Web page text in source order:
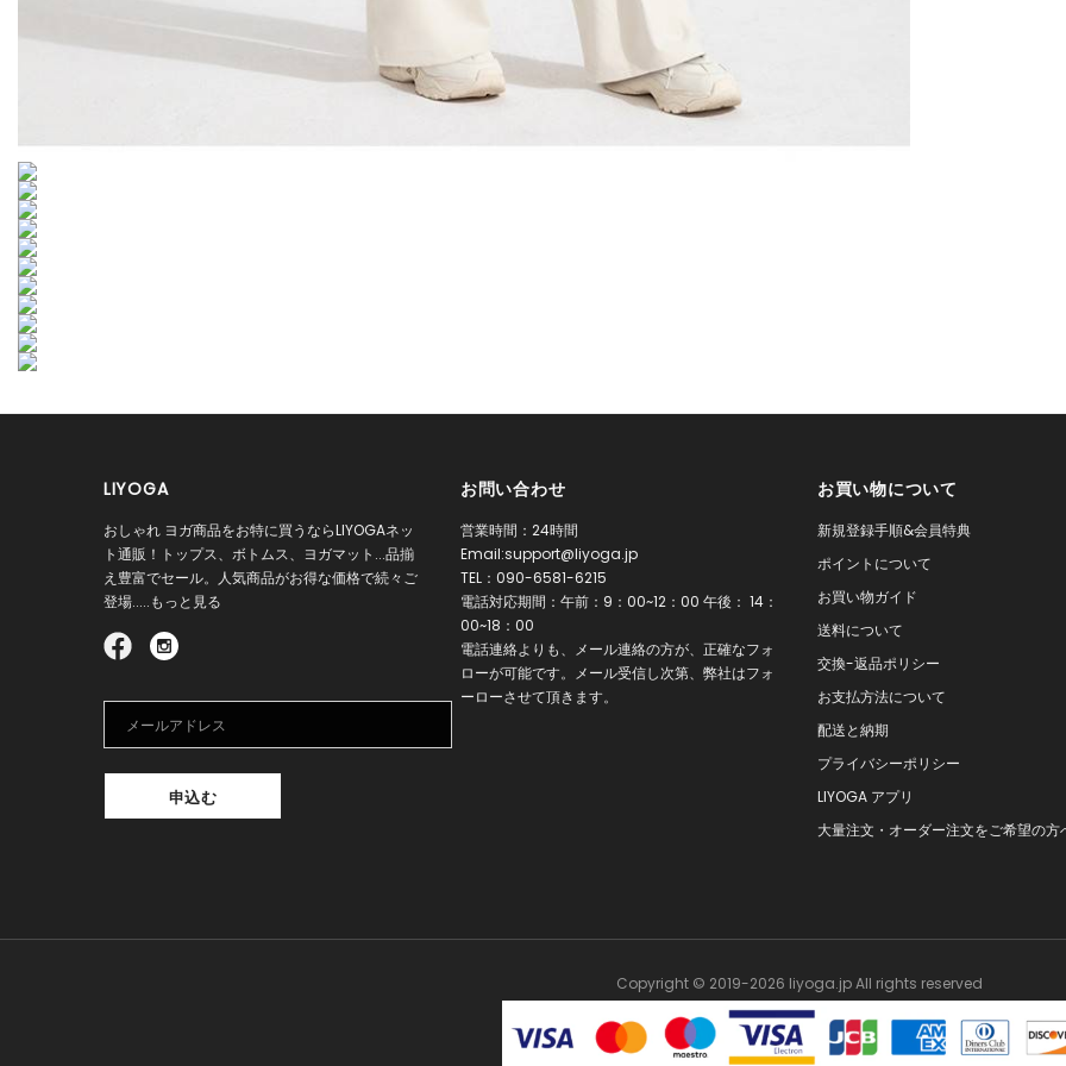
LIYOGA
おしゃれ ヨガ商品をお特に買うならLIYOGAネッ
ト通販！トップス、ボトムス、ヨガマット...品揃
え豊富でセール。人気商品がお得な価格で続々ご
登場.....もっと見る
お問い合わせ
営業時間：24時間
Email:support@liyoga.jp
TEL： 090-6581-6215
電話対応期間：午前：9：00~12：00 午後： 14：
00~18：00
電話連絡よりも、メール連絡の方が、正確なフォ
ローが可能です。メール受信し次第、弊社はフォ
ーローさせて頂きます。
お買い物について
新規登録手順&会員特典
ポイントについて
お買い物ガイド
送料について
交換-返品ポリシー
お支払方法について
配送と納期
プライバシーポリシー
LIYOGA アプリ
大量注文・オーダー注文をご希望の方
Copyright © 2019-2026 liyoga.jp All rights reserved